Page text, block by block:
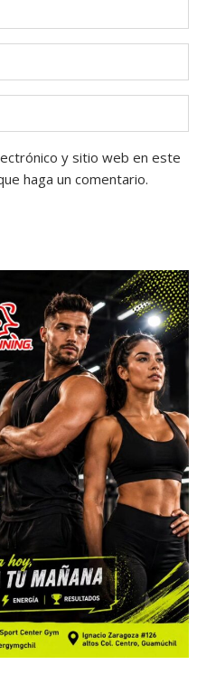
y sitio web en este
haga un comentario.